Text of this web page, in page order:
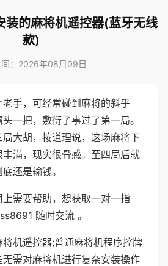
装的麻将机遥控器(蓝牙无线
款)
间：2026年08月09日
手，可经常碰到麻将的斜乎
一把，敷衍了事过了第一局。
大胡，按道理说，这场麻将下
满，现实很骨感。至四局后就
还是输钱。
需要帮助，想获取一对一指
随时交流 。
机遥控器;普通麻将机程序控牌
需对麻将机进行复杂安装操作